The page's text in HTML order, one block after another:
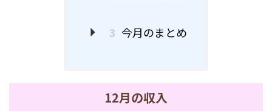
3 今月のまとめ
12月の収入